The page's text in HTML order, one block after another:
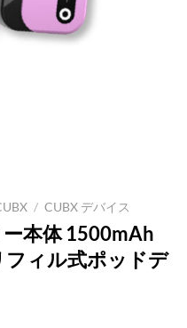
/ CUBX デバイス
本体 1500mAh
フィル式ポッドデ